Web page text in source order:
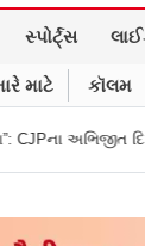
સ્પોર્ટ્સ
માટે કૉલમ
ઘરની